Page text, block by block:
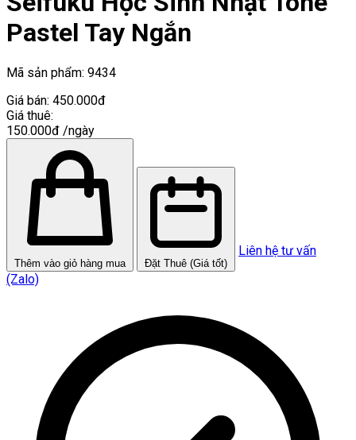
Pastel Tay Ngắn
Mã sản phẩm: 9434
Giá bán: 450.000đ
Giá thuê:
150.000đ /ngày
Thêm vào giỏ hàng mua Đặt Thuê (Giá tốt)
Liên hệ tư vấn
(Zalo)